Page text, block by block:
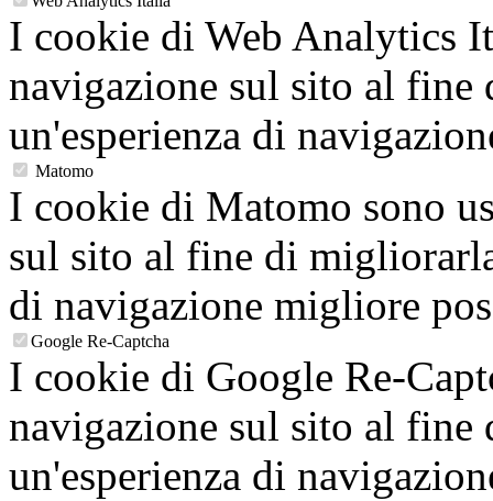
I cookie di Web Analytics
navigazione sul sito al
un'esperienza di
Matomo
I cookie di Matomo sono
sul sito al fine di
di navigazione migliore
Google Re-Captcha
I cookie di Google Re-
navigazione sul sito al
un'esperienza di